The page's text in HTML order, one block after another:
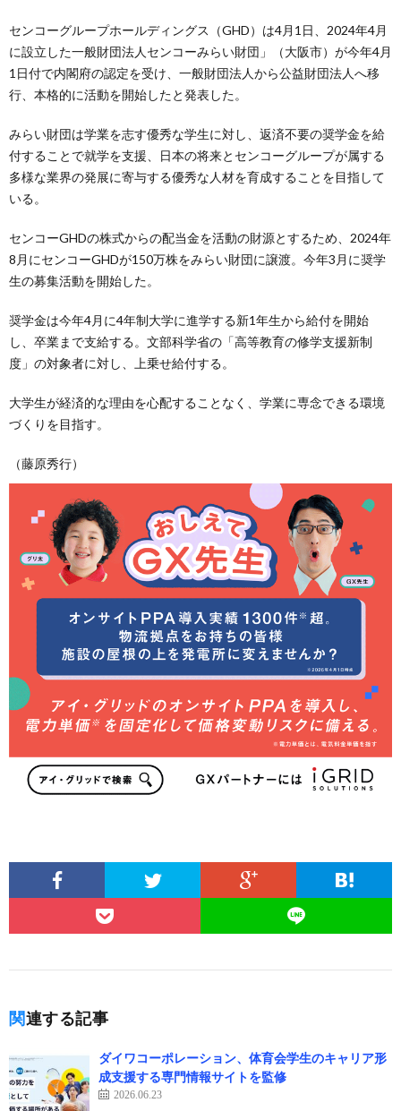
センコーグループホールディングス（GHD）は4月1日、2024年4月
に設立した一般財団法人センコーみらい財団」（大阪市）が今年4月
1日付で内閣府の認定を受け、一般財団法人から公益財団法人へ移
行、本格的に活動を開始したと発表した。
みらい財団は学業を志す優秀な学生に対し、返済不要の奨学金を給
付することで就学を支援、日本の将来とセンコーグループが属する
多様な業界の発展に寄与する優秀な人材を育成することを目指して
いる。
センコーGHDの株式からの配当金を活動の財源とするため、2024年
8月にセンコーGHDが150万株をみらい財団に譲渡。今年3月に奨学
生の募集活動を開始した。
奨学金は今年4月に4年制大学に進学する新1年生から給付を開始
し、卒業まで支給する。⽂部科学省の「高等教育の修学支援新制
度」の対象者に対し、上乗せ給付する。
大学生が経済的な理由を心配することなく、学業に専念できる環境
づくりを目指す。
（藤原秀行）
関連する記事
ダイワコーポレーション、体育会学生のキャリア形
成支援する専門情報サイトを監修
2026.06.23